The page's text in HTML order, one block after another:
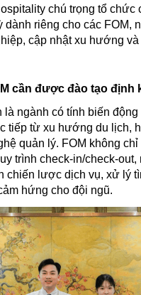
chú trọng tổ chức
dành riêng cho các FOM,
cập nhật xu hướng
cần được đào tạo định
là ngành có tính biến
tiếp từ xu hướng du lịch,
quản lý. FOM không
trình check-in/check-
chiến lược dịch vụ, xử lý
hứng cho đội ngũ.